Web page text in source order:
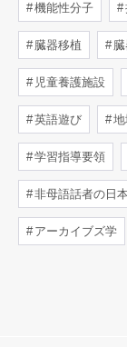
機能性分子
臓器移植 臓
児童養護施設
英語遊び 地
学習指導要領
非母語話者の日
アーカイブズ学